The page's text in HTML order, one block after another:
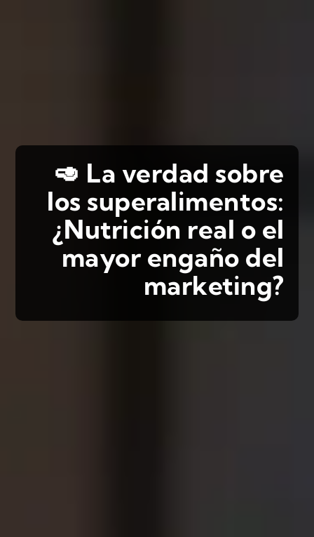
🥑 La verdad sobre
los superalimentos:
¿Nutrición real o el
mayor engaño del
marketing?